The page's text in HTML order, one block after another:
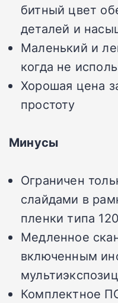
битный цвет
деталей и
Маленький и
когда не
Хорошая цена
простоту
Минусы
Ограничен
слайдами в
пленки типа 120
Медленное
включенным
Комплектное